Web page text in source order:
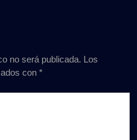
no será publicada. Los
con *